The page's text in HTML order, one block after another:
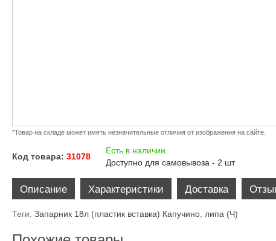
*Товар на складе может иметь незначительные отличия от изображения на сайте.
Код товара: 31078
Есть в наличии
Доступно для самовывоза - 2 шт
Описание Характеристики Доставка
Теги: Запарник 18л (пластик вставка) Капучино липа (Ч)